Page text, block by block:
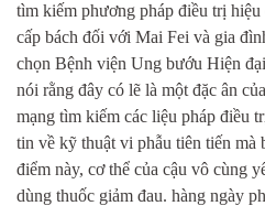
tìm kiếm phương pháp điều trị hiệu
cấp bách đối với Mai Fei và gia
chọn Bệnh viện Ung bướu Hiện
nói rằng đây có lẽ là một đặc ân
mạng tìm kiếm các liệu pháp điều
tin về kỹ thuật vi phẫu tiên tiến mà
điểm này, cơ thể của cậu vô cùng
dùng thuốc giảm đau. hàng ngày